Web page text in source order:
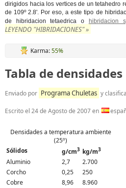
dirigidos hacia los vertices de un tetahedro
de 109º 2.8'. Por eso, a este tipo de
de hibridacion tetaedrica o
hibridacion
LEYENDO "HIBRIDACIONES" »
Karma:55%
Tabla de densidades
Enviado por Programa Chuletas y
Escrito el 24 de Agosto de 2007en
Densidades a temperatura ambiente
(25º)
Sólidos
g/cm3 kg/m3
Aluminio 2,7
2.700
Corcho
0,25
250
Cobre
8,96
8.960